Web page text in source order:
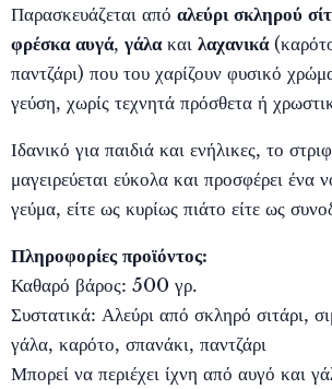
Παρασκευάζεται από αλεύρι σκληρού
φρέσκα αυγά, γάλακαι λαχανικά
παντζάρι) που του χαρίζουν φυσικό
γεύση, χωρίς τεχνητά πρόσθετα ή
Ιδανικό για παιδιά και ενήλικες, το
μαγειρεύεται εύκολα και προσφέρει ένα
γεύμα, είτε ως κυρίως πιάτο είτε ως
Πληροφορίες προϊόντος:
Καθαρό βάρος: 500 γρ.
Συστατικά: Αλεύρι από σκληρό σιτάρι,
γάλα, καρότο, σπανάκι, παντζάρι
Μπορεί να περιέχει ίχνη από αυγό και